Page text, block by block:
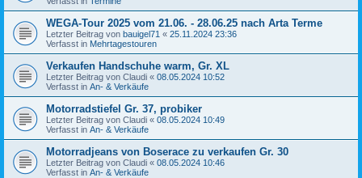
WEGA-Tour 2025 vom 21.06. - 28.06.25 nach Arta Terme
Letzter Beitrag von bauigel71 « 25.11.2024 23:36
Verfasst in Mehrtagestouren
Verkaufen Handschuhe warm, Gr. XL
Letzter Beitrag von Claudi « 08.05.2024 10:52
Verfasst in An- & Verkäufe
Motorradstiefel Gr. 37, probiker
Letzter Beitrag von Claudi « 08.05.2024 10:49
Verfasst in An- & Verkäufe
Motorradjeans von Boserace zu verkaufen Gr. 30
Letzter Beitrag von Claudi « 08.05.2024 10:46
Verfasst in An- & Verkäufe